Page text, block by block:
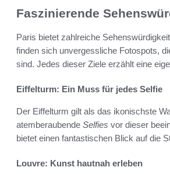
Faszinierende
Paris bietet zahlreiche
finden sich unvergessliche Fotospots,
sind. Jedes dieser Ziele erzählt eine
Eiffelturm: Ein Muss für jedes Selfie
Der Eiffelturm gilt als das ikonischste
atemberaubende Selfies vor dieser
bietet einen fantastischen Blick auf die
Louvre: Kunst hautnah erleben